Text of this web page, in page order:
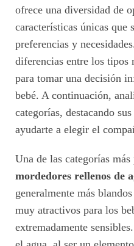
ofrece una diversidad de
características únicas que
preferencias y
diferencias entre los tipos
para tomar una decisión
bebé. A continuación,
categorías, destacando
ayudarte a elegir el
Una de las categorías
mordedores rellenos de
generalmente más
muy atractivos para los
extremadamente